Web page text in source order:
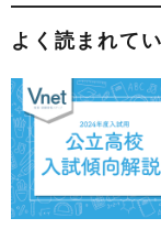
よく読まれて